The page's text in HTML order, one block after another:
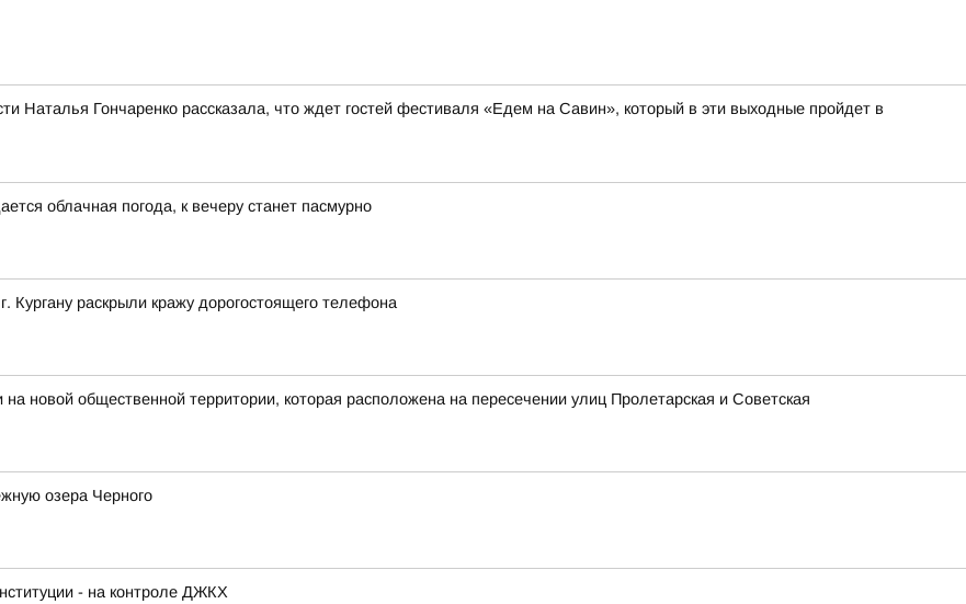
Наталья Гончаренко рассказала, что ждет гостей фестиваля «Едем на Савин», который в эти выходные пройдет в
облачная погода, к вечеру станет пасмурно
раскрыли кражу дорогостоящего телефона
новой общественной территории, которая расположена на пересечении улиц Пролетарская и Советская
озера Черного
- на контроле ДЖКХ